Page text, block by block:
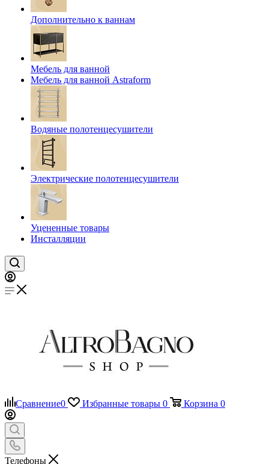
Дополнительно к ваннам
Мебель для ванной
Мебель для ванной Astraform
Водяные полотенцесушители
Электрические полотенцесушители
Уцененные товары
Инсталляции
Сравнение0 Избранные товары 0 Корзина 0
Телефоны